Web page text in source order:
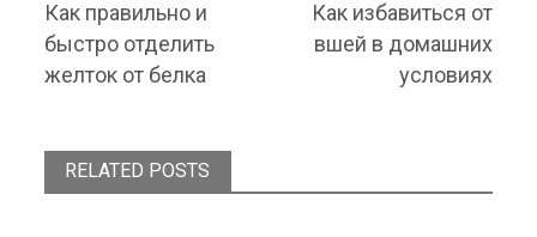
Previous post:
Как правильно и
быстро отделить
желток от белка
Next post:
Как избавиться от
вшей в домашних
условиях
RELATED POSTS